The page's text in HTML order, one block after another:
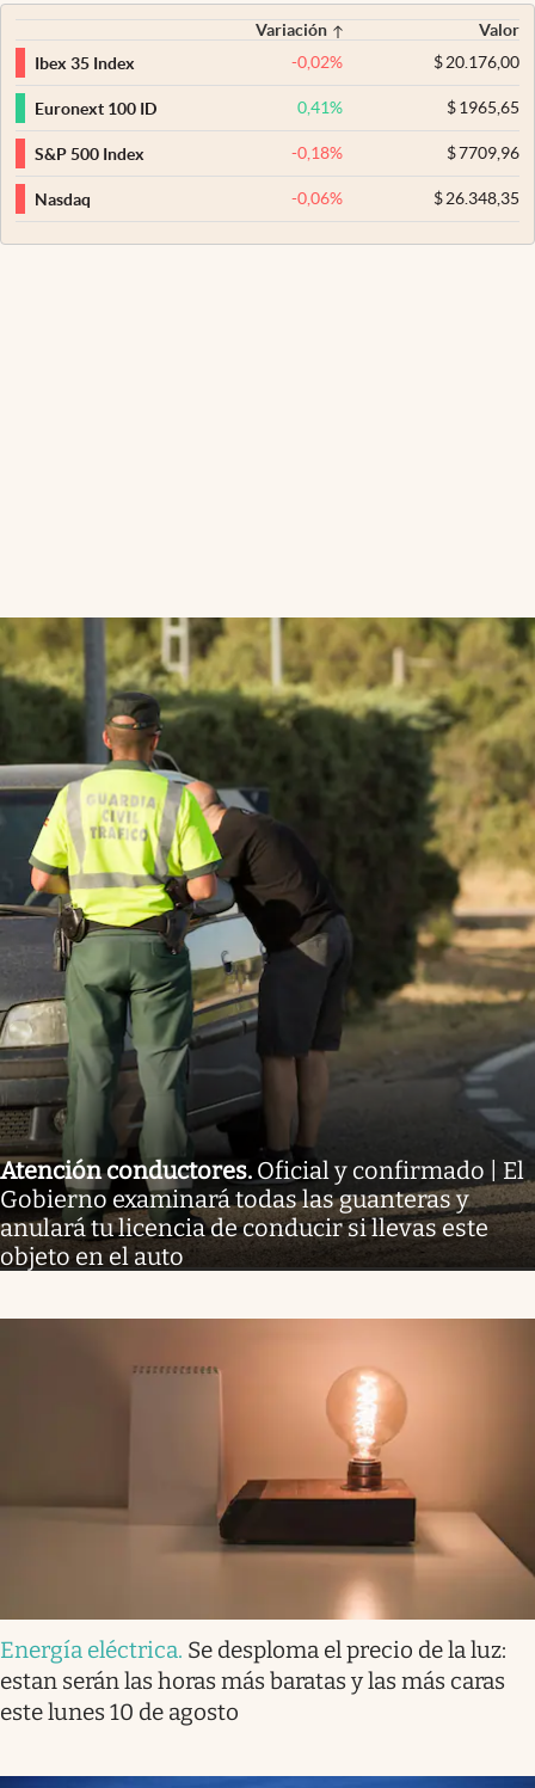
Variación
Valor
Ibex 35 Index
-0,02% $20.176,00
Euronext 100 ID 0,41% $1965,65
S&P 500 Index -0,18% $7709,96
Nasdaq -0,06% $26.348,35
Atención conductores. Oficial y confirmado | El
Gobierno examinará todas las guanteras y
anulará tu licencia de conducir si llevas este
objeto en el auto
Energía eléctrica. Se desploma el precio de la luz:
estan serán las horas más baratas y las más caras
este lunes 10 de agosto